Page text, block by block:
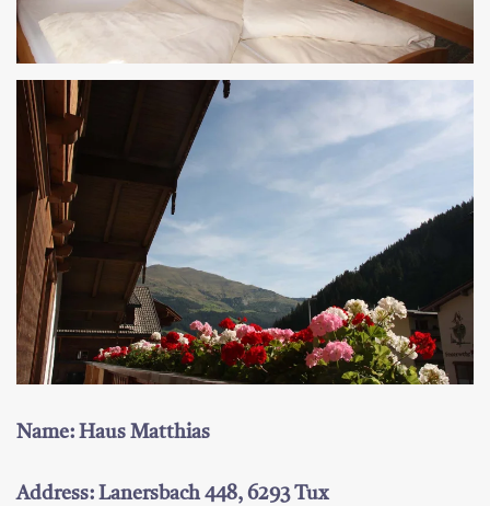
Name: Haus Matthias
Address: Lanersbach 448, 6293 Tux